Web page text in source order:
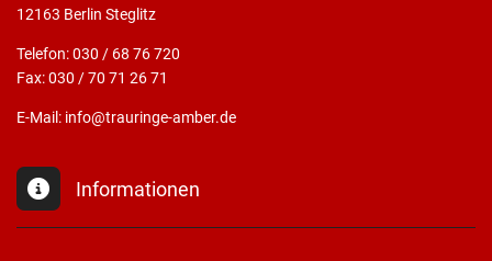
12163 Berlin Steglitz
Telefon: 030 / 68 76 720
Fax: 030 / 70 71 26 71
E-Mail: info@trauringe-amber.de
Informationen